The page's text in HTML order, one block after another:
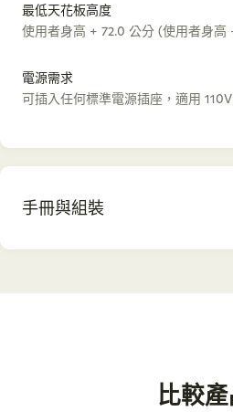
最低天花板高度
使用者身高 + 72.0 公分 (使用者身高
電源需求
可插入任何標準電源插座，適用
手冊與組裝
比較